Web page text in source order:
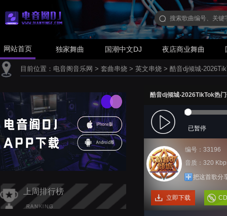
网站首页 独家舞曲 国潮中文DJ 夜店商业舞曲
目前位置： 电音阁音乐网 > 套曲串烧 > 英文串烧 > 酷音dj倾城-
上周排行榜
酷音dj倾城-2026TikTok热
已暂停
编号：33196
音质：320
把这首歌分
立即下载